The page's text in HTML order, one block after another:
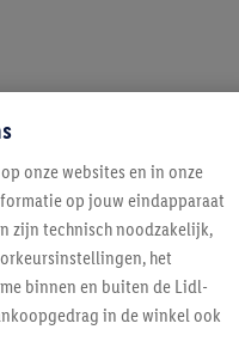
onze websites en in onze
op jouw eindapparaat
zijn technisch noodzakelijk,
het
binnen en buiten de Lidl-
in de winkel ook